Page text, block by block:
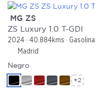
MG ZS
ZS Luxury 1.0 T-GDI
2024 40.884kms Gasolina
Madrid
Negro
+2